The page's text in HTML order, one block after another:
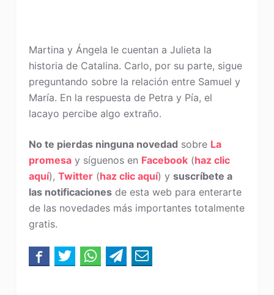
Martina y Ángela le cuentan a Julieta la
historia de Catalina. Carlo, por su parte, sigue
preguntando sobre la relación entre Samuel y
María. En la respuesta de Petra y Pía, el
lacayo percibe algo extraño.
No te pierdas ninguna novedad sobre La
promesay síguenos en Facebook(haz clic
aquí), Twitter(haz clic aquí) y suscríbete a
las notificacionesde esta web para enterarte
de las novedades más importantes totalmente
gratis.